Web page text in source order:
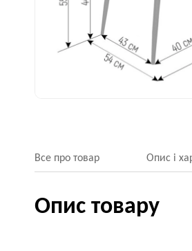
Все про товар Опис і
Опис товару